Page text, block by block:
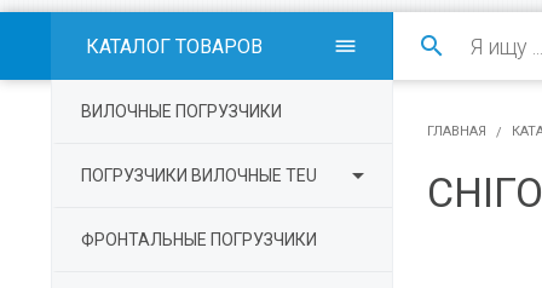

КАТАЛОГ ТОВАРОВ 
ВИЛОЧНЫЕ ПОГРУЗЧИКИ
ПОГРУЗЧИКИ ВИЛОЧНЫЕ TEU 
ФРОНТАЛЬНЫЕ ПОГРУЗЧИКИ
ГЛАВНАЯ